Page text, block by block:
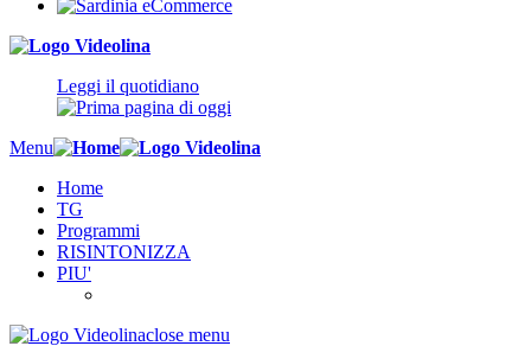
Leggi il quotidiano
Menu
Home
TG
Programmi
RISINTONIZZA
PIU'
close menu